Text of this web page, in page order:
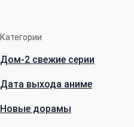
Категории
Дом-2 свежие серии
Дата выхода аниме
Новые дорамы